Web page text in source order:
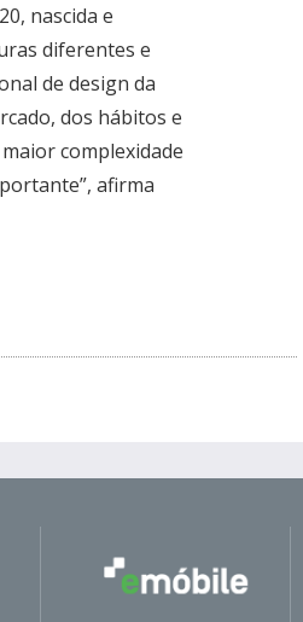
nascida e
diferentes e
de design da
dos hábitos e
complexidade
afirma